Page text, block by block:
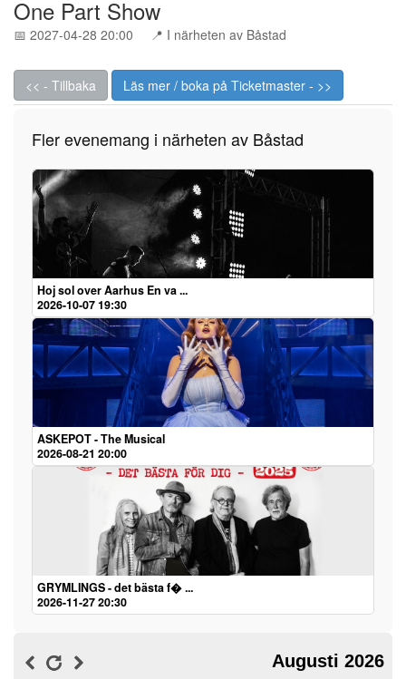
One Part Show
📅 2027-04-28 20:00 📍 I närheten av Båstad
<< - Tillbaka Läs mer / boka på Ticketmaster - >>
Fler evenemang i närheten av Båstad
Hoj sol over Aarhus En va ...
2026-10-07 19:30
ASKEPOT - The Musical
2026-08-21 20:00
GRYMLINGS - det bästa f� ...
2026-11-27 20:30
Augusti 2026